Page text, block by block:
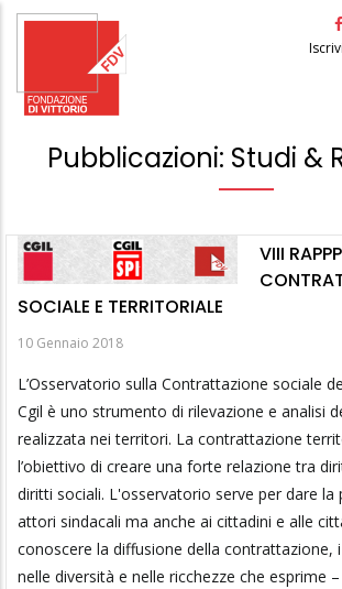
Salta
principale
Pubblicazioni: Studi &
VIII
SOCIALE E TERRITORIALE
10 Gennaio 2018
L’Osservatorio sulla Contrattazione sociale
Cgil è uno strumento di rilevazione e analisi
realizzata nei territori. La contrattazione
l’obiettivo di creare una forte relazione tra
diritti sociali. L'osservatorio serve per dare la
attori sindacali ma anche ai cittadini e alle
conoscere la diffusione della contrattazione,
nelle diversità e nelle ricchezze che esprime